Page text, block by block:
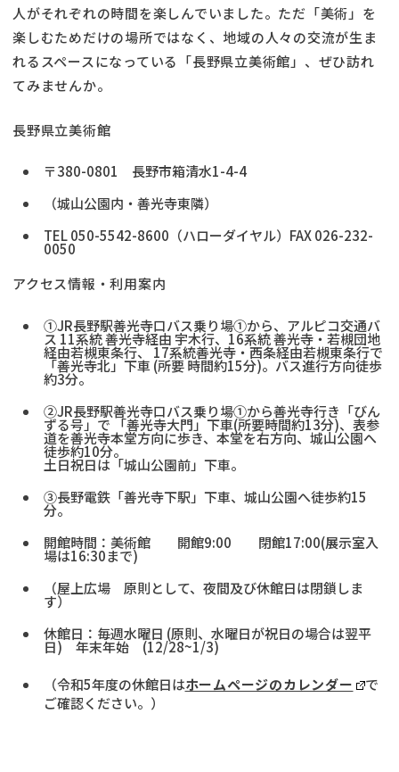
人がそれぞれの時間を楽しんでいました。ただ「美術」を
楽しむためだけの場所ではなく、地域の人々の交流が生ま
れるスペースになっている「長野県立美術館」、ぜひ訪れ
てみませんか。
長野県立美術館
〒380-0801 長野市箱清水1-4-4
（城山公園内・善光寺東隣）
TEL 050-5542-8600（ハローダイヤル）FAX 026-232-
0050
アクセス情報・利用案内
①JR長野駅善光寺口バス乗り場①から、アルピコ交通バ
ス 11系統 善光寺経由 宇木行、16系統 善光寺・若槻団地
経由若槻東条行、 17系統善光寺・西条経由若槻東条行で
「善光寺北」下車 (所要 時間約15分)。バス進行方向徒歩
約3分。
②JR長野駅善光寺口バス乗り場①から善光寺行き「びん
ずる号」で 「善光寺大門」下車(所要時間約13分)、表参
道を善光寺本堂方向に歩き、本堂を右方向、城山公園へ
徒歩約10分。
土日祝日は「城山公園前」下車。
③長野電鉄「善光寺下駅」下車、城山公園へ徒歩約15
分。
開館時間：美術館 開館9:00 閉館17:00(展示室入
場は16:30まで)
（屋上広場 原則として、夜間及び休館日は閉鎖しま
す）
休館日：毎週水曜日 (原則、水曜日が祝日の場合は翌平
日) 年末年始 (12/28~1/3)
（令和5年度の休館日はホームページのカレンダー
で
ご確認ください。）